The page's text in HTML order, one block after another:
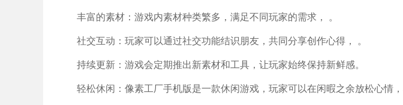
丰富的素材：游戏内素材种类繁多，满足不同玩家的需求， 。
社交互动：玩家可以通过社交功能结识朋友，共同分享创作心得， 。
持续更新：游戏会定期推出新素材和工具，让玩家始终保持新鲜感。
轻松休闲：像素工厂手机版是一款休闲游戏，玩家可以在闲暇之余放松心情，